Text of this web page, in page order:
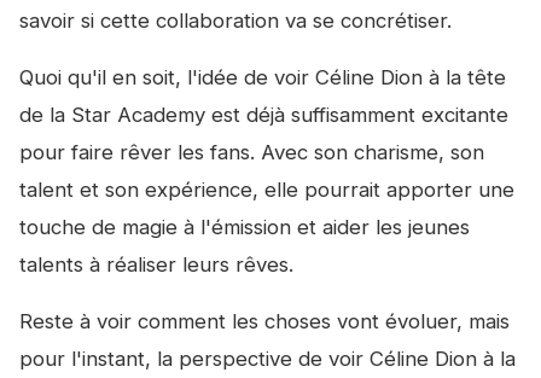
savoir si cette collaboration va se concrétiser.
Quoi qu'il en soit, l'idée de voir Céline Dion à la tête
de la Star Academy est déjà suffisamment excitante
pour faire rêver les fans. Avec son charisme, son
talent et son expérience, elle pourrait apporter une
touche de magie à l'émission et aider les jeunes
talents à réaliser leurs rêves.
Reste à voir comment les choses vont évoluer, mais
pour l'instant, la perspective de voir Céline Dion à la